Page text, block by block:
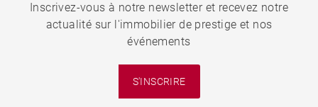
Inscrivez-vous à notre newsletter et recevez notre
actualité sur l'immobilier de prestige et nos
événements
S'INSCRIRE